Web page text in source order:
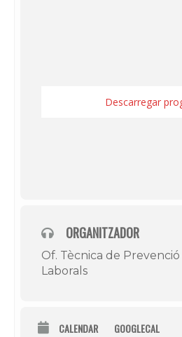
Descarregar
ORGANITZADOR
Of. Tècnica de Prevenció
Laborals
CALENDAR GOOGLECAL